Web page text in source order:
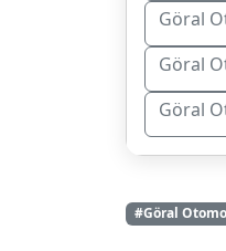
Göral
Göral
Göral
#Göral